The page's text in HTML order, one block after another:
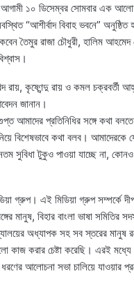
আগামী ১০ ডিসেম্বর সোমবার এক
“আশীর্বাদ বিবাহ ভবনে”
তৈমুর রাজা চৌধুরী, হালিম
রায়, কৃষ্ণেন্দু রায় ও কমল চক্রবর্তী
জানান।
প্রতিনিধির সঙ্গে কথা বলতে
বিশেষভাবে কথা বলব।
সুবিধা টুকুও পাওয়া যাচ্ছে না,
গ্রুপ। এই মিডিয়া গ্রুপ
মানুষ, বিহার বাংলা ভাষা সমিতির
অধ্যাপক সহ সব স্তরের
করার চেষ্টা করেছি। এরই মধ্যে
আলোচনা সভা চালিয়ে যাওয়ার